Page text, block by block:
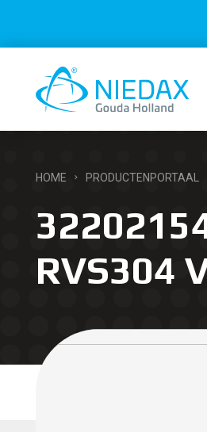
HOME PRODUCTENPORTAAL
RVS304